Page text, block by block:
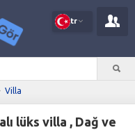
tr
Villa
lüks villa , Dağ ve